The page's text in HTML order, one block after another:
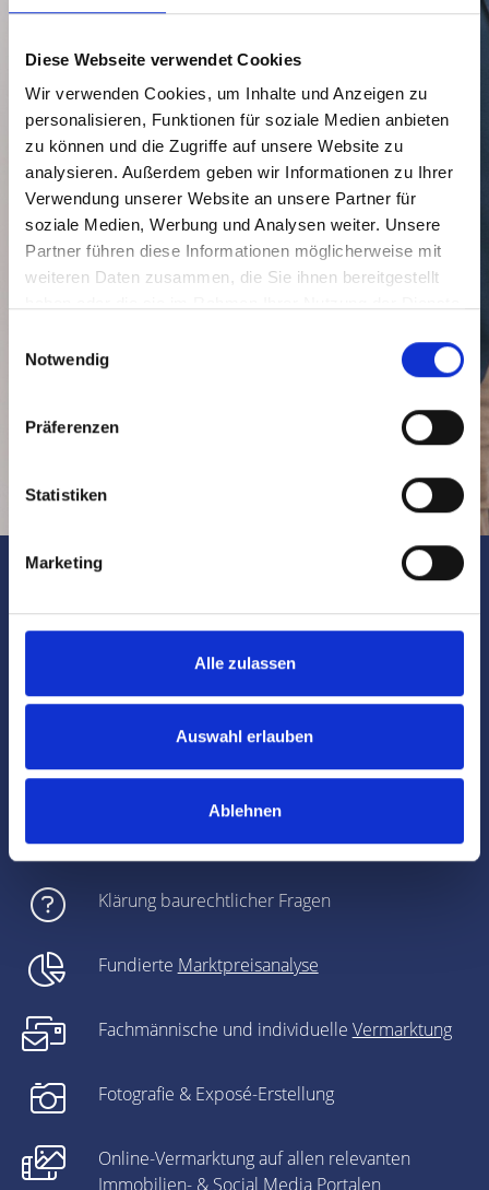
Diese Webseite verwendet Cookies
Wir verwenden Cookies, um Inhalte und Anzeigen zu
personalisieren, Funktionen für soziale Medien anbieten
zu können und die Zugriffe auf unsere Website zu
analysieren. Außerdem geben wir Informationen zu Ihrer
Verwendung unserer Website an unsere Partner für
soziale Medien, Werbung und Analysen weiter. Unsere
Partner führen diese Informationen möglicherweise mit
weiteren Daten zusammen, die Sie ihnen bereitgestellt
Notwendig
Präferenzen
Statistiken
Marketing
Alle zulassen
Auswahl erlauben
Ablehnen
Vermietung -
Grundstücksverkauf
GERNE BERATEN WIR SIE - UNVERBINDLICH,
KOMPETENT & DISKRET
Unsere Leistungen auf einen
Blick
Individuelle Analyse gemeinsam mit dem
Eigentümer
Klärung baurechtlicher Fragen
Fundierte Marktpreisanalyse
Fachmännische und individuelle Vermarktung
Fotografie & Exposé-Erstellung
Online-Vermarktung auf allen relevanten
Immobilien- & Social Media Portalen